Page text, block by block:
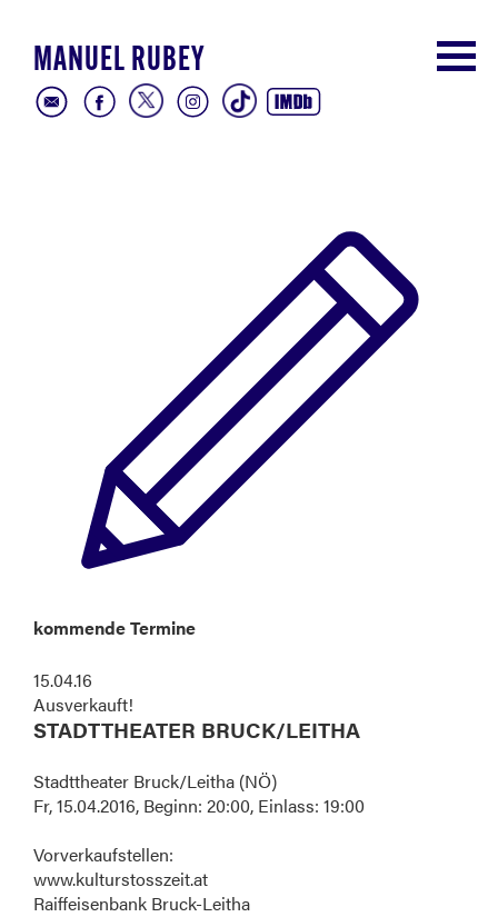
MANUEL RUBEY
kommende Termine
15.04.16
Ausverkauft!
STADTTHEATER BRUCK/LEITHA
Stadttheater Bruck/Leitha (NÖ)
Fr, 15.04.2016, Beginn: 20:00, Einlass: 19:00
Vorverkaufstellen:
www.kulturstosszeit.at
Raiffeisenbank Bruck-Leitha